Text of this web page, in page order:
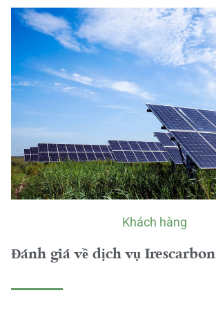
Khách hàng
Đánh giá về dịch vụ Irescarbon